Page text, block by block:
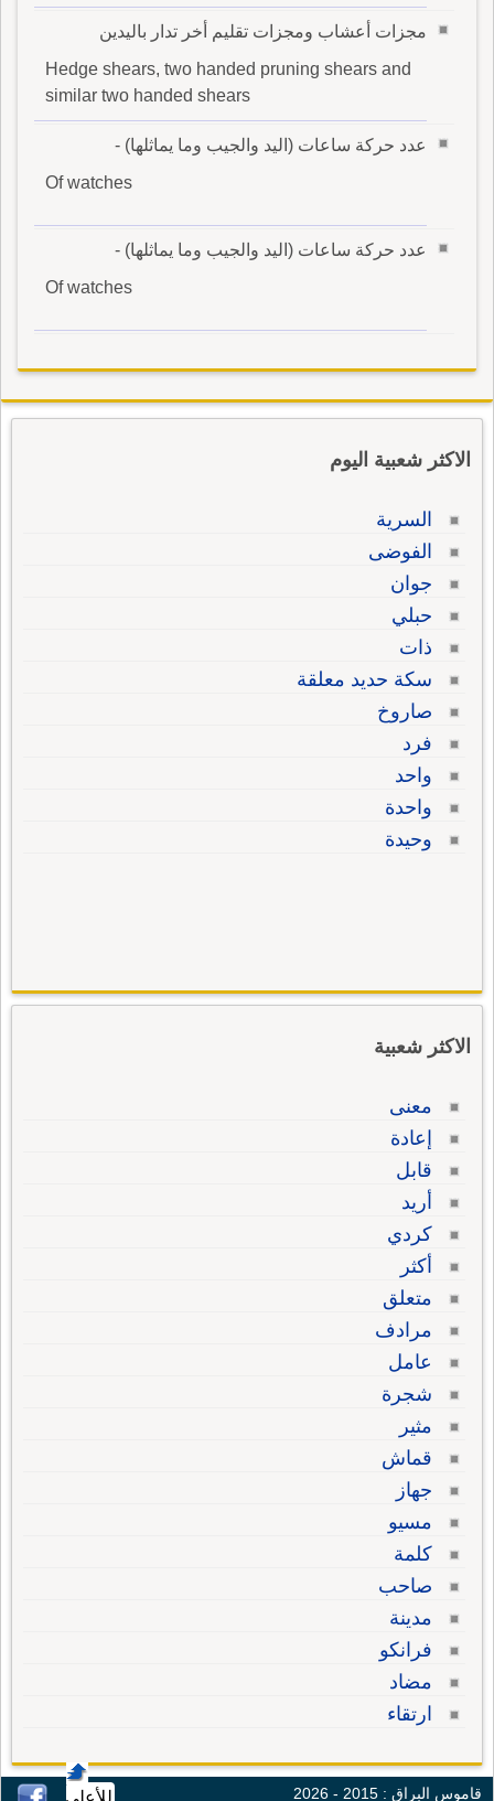
مجزات أعشاب ومجزات تقليم أخر تدار باليدين
Hedge shears, two handed pruning shears and
similar two handed shears
عدد حركة ساعات (اليد والجيب وما يماثلها) -
Of watches
عدد حركة ساعات (اليد والجيب وما يماثلها) -
Of watches
الاكثر شعبية اليوم
السرية
الفوضى
جوان
حبلي
ذات
سكة حديد معلقة
صاروخ
فرد
واحد
واحدة
وحيدة
الاكثر شعبية
معنى
إعادة
قابل
أريد
كردي
أكثر
متعلق
مرادف
عامل
شجرة
مثير
قماش
جهاز
مسيو
كلمة
صاحب
مدينة
فرانكو
مضاد
ارتقاء
للأعلى قاموس البراق : 2015 - 2026